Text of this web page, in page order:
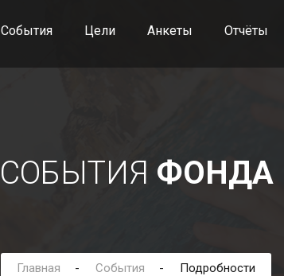
События Цели Анкеты Отчёты
СОБЫТИЯ ФОНДА
Главная События Подробности